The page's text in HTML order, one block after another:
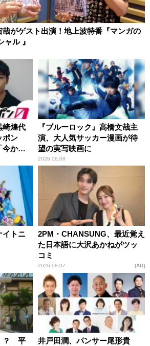
哉がゲスト出演！地上波特番『マンガの
ル 』
崎煌代
ポン
今から
ま
『ブルーロック』高橋文哉主
演、大人気サッカー漫画が待
望の実写映画に
2026.08.08
イトニ
2PM・CHANSUNG、最近覚え
た日本語に大沢あかねがツッ
コミ
2026.08.07 AD
？ 平
井戸田潤、パンサー尾形貴